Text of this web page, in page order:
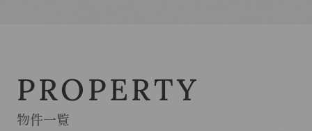
PROPERTY
物件一覧